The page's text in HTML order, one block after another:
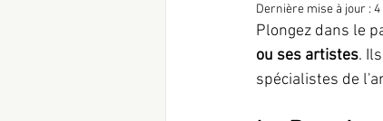
Dernière mise à jour : 4
Plongez dans le
ou ses artistes.
spécialistes de